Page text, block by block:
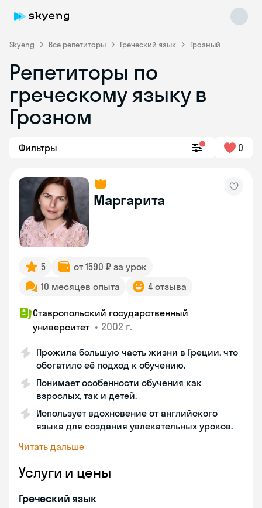
Skyeng Все репетиторы Греческий язык Грозный
Репетиторы по
греческому языку в
Грозном
Фильтры 0
Маргарита
5
от 1590 ₽ за урок
10 месяцев опыта
4 отзыва
Ставропольский государственный
университет • 2002 г.
Прожила большую часть жизни в Греции, что
обогатило её подход к обучению.
Понимает особенности обучения как
взрослых, так и детей.
Использует вдохновение от английского
языка для создания увлекательных уроков.
Читать дальше
Услуги и цены
Греческий язык
Skyeng Chat
online